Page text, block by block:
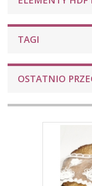
TAGI
OSTATNIO